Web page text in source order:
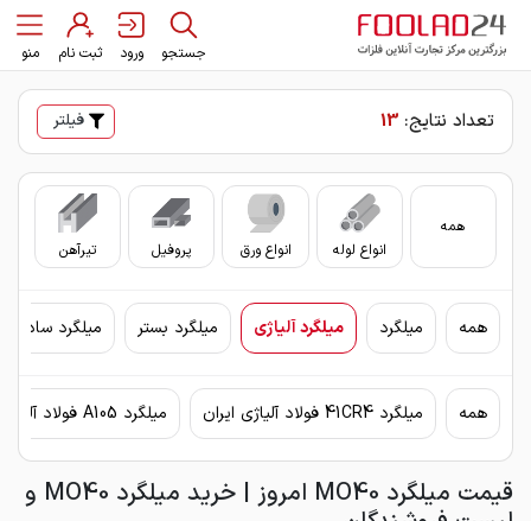
جستجو ورود ثبت نام منو
تعداد نتایج: 13 فیلتر
همه
انواع لوله
انواع ورق پروفیل تیرآهن
همه میلگرد میلگرد آلیاژی میلگرد بستر میلگرد ساده
همه میلگرد 41CR4 فولاد آلیاژی ایران میلگرد A105 فولاد آلیاژی ایران
قیمت میلگرد MO40 امروز | خرید میلگرد MO40 و